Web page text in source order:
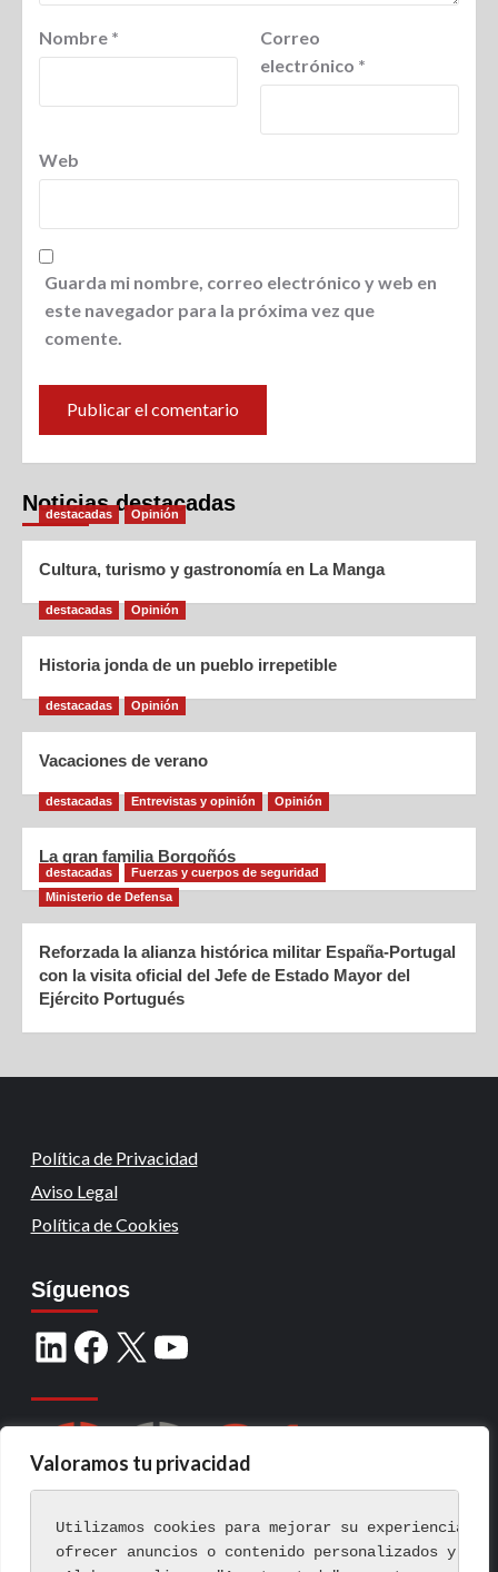
Valoramos tu privacidad
Utilizamos cookies para mejorar su experiencia
ofrecer anuncios o contenido personalizados y
Nombre *
Correo
electrónico *
Web
Guarda mi nombre, correo electrónico y web en
este navegador para la próxima vez que
comente.
Noticias destacadas
destacadas Opinión
Cultura, turismo y gastronomía en La Manga
destacadas Opinión
Historia jonda de un pueblo irrepetible
destacadas Opinión
Vacaciones de verano
destacadas Entrevistas y opinión Opinión
La gran familia Borgoñós
destacadas
Fuerzas y cuerpos de seguridad
Ministerio de Defensa
Reforzada la alianza histórica militar España-Portugal
con la visita oficial del Jefe de Estado Mayor del
Ejército Portugués
Política de Privacidad
Aviso Legal
Política de Cookies
Síguenos